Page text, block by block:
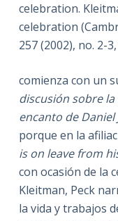
celebration.
celebration
257 (2002), no. 2-
comienza con un
discusión sobre
encanto de Daniel
porque en la
is on leave from
con ocasión de la
Kleitman, Peck
la vida y trabajos